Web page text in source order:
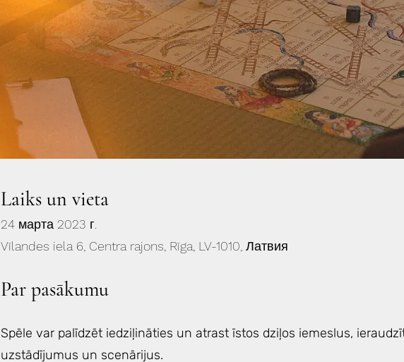
Laiks un vieta
24 марта 2023 г.
Vīlandes iela 6, Centra rajons, Rīga, LV-1010, Латвия
Par pasākumu
Spēle var palīdzēt iedziļināties un atrast īstos dziļos iemeslus,
uzstādījumus un scenārijus.